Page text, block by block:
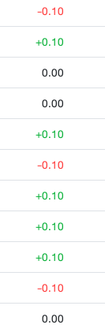
-0.10
+0.10
0.00
0.00
+0.10
-0.10
+0.10
+0.10
+0.10
-0.10
0.00